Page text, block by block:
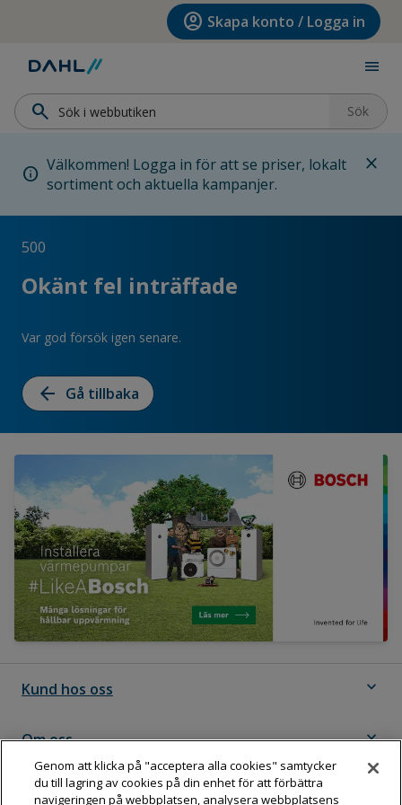
Hoppa till huvudinnehållet account_circle Skapa konto / Logga in
menu
search Sök
info Välkommen! Logga in för att se priser, lokalt
sortiment och aktuella kampanjer.
close
500
Okänt fel inträffade
Var god försök igen senare.
arrow_back Gå tillbaka
Kund hos oss expand_more
Om oss expand_more
Följ Dahl
Genom att klicka på "acceptera alla cookies" samtycker
du till lagring av cookies på din enhet för att förbättra
navigeringen på webbplatsen, analysera webbplatsens